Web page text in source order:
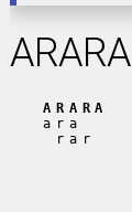
ARARA
ARARA
ara
rar